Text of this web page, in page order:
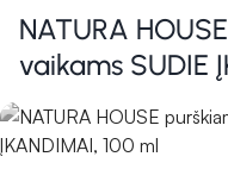
NATURA
vaikams SUDIE